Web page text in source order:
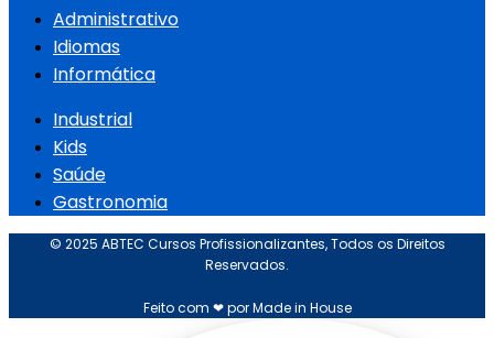
Administrativo
Idiomas
Informática
Industrial
Kids
Saúde
Gastronomia
© 2025 ABTEC Cursos Profissionalizantes, Todos os Direitos
Reservados.
Feito com ❤ por Made in House